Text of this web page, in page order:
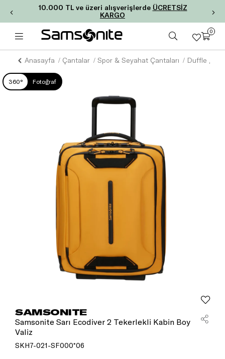
10.000 TL ve üzeri alışverişlerde ÜCRETSİZ
KARGO
0
Anasayfa Çantalar Spor & Seyahat Çantaları Duffle /
360° Fotoğraf
SAMSONITE
Samsonite Sarı Ecodiver 2 Tekerlekli Kabin Boy
Valiz
SKH7-021-SF000*06